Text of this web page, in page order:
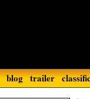
blog trailer